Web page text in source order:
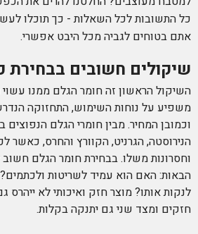
כל התשובות לכל השאלות - כך תוכלו
אתם בטוחים לגביה מכל היבט אפשרי.
שיקולים חשובים בבחירת
השיקול הראשון זה חומר הגלם ממנו
משפיע על נוחות השימוש, התחזוקה
וכמובן המחיר. מבין חומרי הגלם
הנירוסטה, הגרניט, הקוורץ והחרס, כאשר
וחסרונות משלו. בבחירת חומר הגלם חשוב
הבאות: האם הוא עמיד לשריטות
לנקות אותו? מוצר חזק ואיכותי לא ייהרס
חזקים ומצד שני גם יתנקה בקלות.